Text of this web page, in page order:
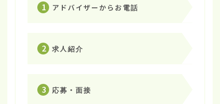
1 アドバイザーからお電話
2 求人紹介
3 応募・面接